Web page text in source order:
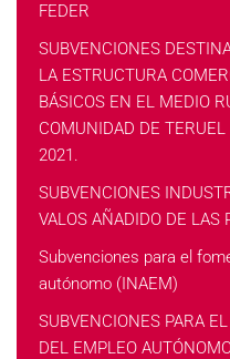
FEDER
SUBVENCIONES
LA ESTRUCTURA
BÁSICOS EN EL MEDIO
COMUNIDAD DE
2021.
SUBVENCIONES
VALOS AÑADIDO DE LAS
Subvenciones para el
autónomo (INAEM)
SUBVENCIONES PARA
DEL EMPLEO